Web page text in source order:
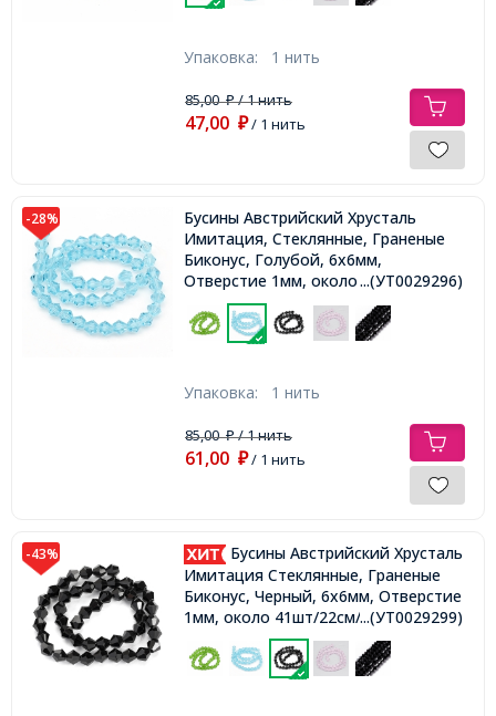
Упаковка: 1 нить
85,00₽/ 1 нить
47,00 ₽/ 1 нить
-28%
Бусины Австрийский Хрусталь
Имитация, Стеклянные, Граненые
Биконус, Голубой, 6х6мм,
Отверстие 1мм, около 44шт/24см/
...(УТ0029296)
Упаковка: 1 нить
85,00₽/ 1 нить
61,00 ₽/ 1 нить
-43%
Бусины Австрийский Хрусталь
Имитация Стеклянные, Граненые
Биконус, Черный, 6х6мм, Отверстие
1мм, около 41шт/22см/нить,...(УТ0029299)